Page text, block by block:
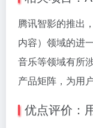
腾讯智影的推出
内容）领域的进
音乐等领域有所
产品矩阵，为用
优点评价：